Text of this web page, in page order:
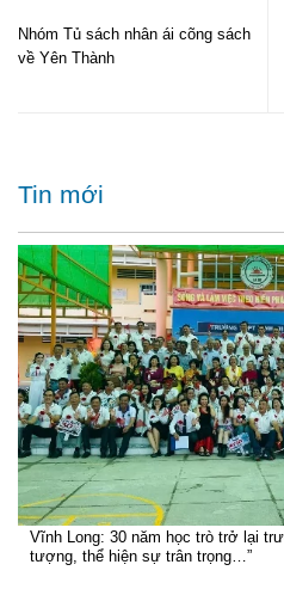
Nhóm Tủ sách nhân ái cõng sách
về Yên Thành
Tin mới
Vĩnh Long: 30 năm học trò trở lại
tượng, thể hiện sự trân trọng…”